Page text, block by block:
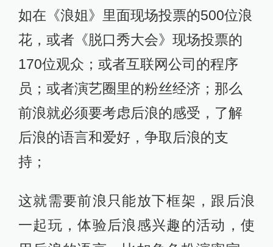
如在《浪姐》里面现场投票的500位浪
花，或者《脱口秀大会》现场投票的
170位观众；或者互联网公司的程序
员；或者演艺圈里的粉丝经济；那么
前浪就必须要考虑后浪的感受，了解
后浪的语言和爱好，争取后浪的支
持；
这就需要前浪只能放下框架，跟后浪
一起玩，体验后浪感兴趣的活动，使